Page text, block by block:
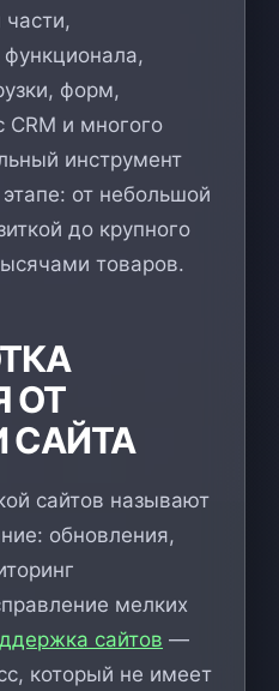
части,
форм,
CRM и многого
инструмент
от небольшой
до крупного
товаров.
ОТ
сайтов называют
обновления,
мелких
сайтов —
который не имеет